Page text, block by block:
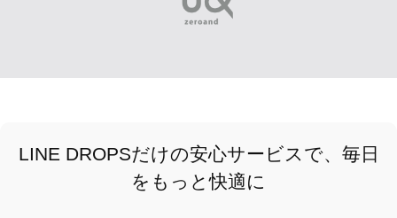
LINE DROPSだけの安心サービスで、毎日
をもっと快適に